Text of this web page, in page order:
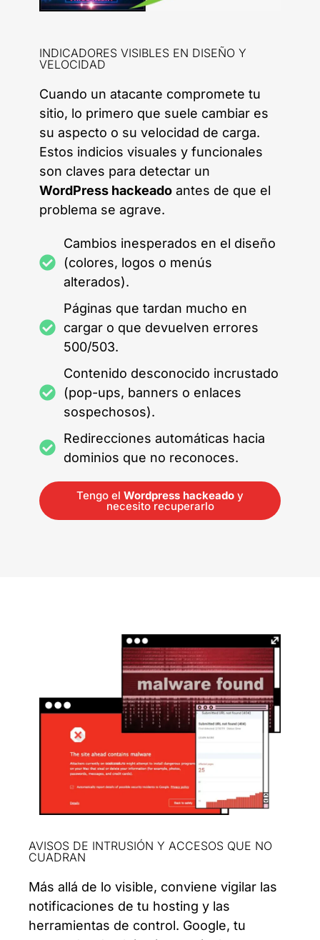
INDICADORES VISIBLES EN DISEÑO Y
VELOCIDAD
Cuando un atacante compromete tu
sitio, lo primero que suele cambiar es
su aspecto o su velocidad de carga.
Estos indicios visuales y funcionales
son claves para detectar un
WordPress hackeado antes de que el
problema se agrave.
Cambios inesperados en el diseño
(colores, logos o menús
alterados).
Páginas que tardan mucho en
cargar o que devuelven errores
500/503.
Contenido desconocido incrustado
(pop-ups, banners o enlaces
sospechosos).
Redirecciones automáticas hacia
dominios que no reconoces.
Tengo el Wordpress hackeado y
necesito recuperarlo
AVISOS DE INTRUSIÓN Y ACCESOS QUE NO
CUADRAN
Más allá de lo visible, conviene vigilar las
notificaciones de tu hosting y las
herramientas de control. Google, tu